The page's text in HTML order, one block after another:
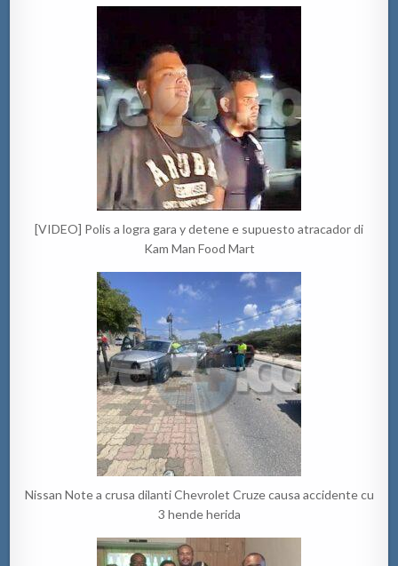
[VIDEO] Polis a logra gara y detene e supuesto atracador di
Kam Man Food Mart
Nissan Note a crusa dilanti Chevrolet Cruze causa accidente cu
3 hende herida